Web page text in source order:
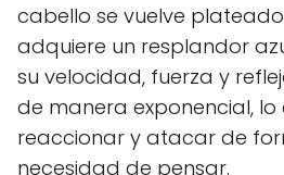
cabello se vuelve
adquiere un resplandor
su velocidad, fuerza y
de manera exponencial, lo
reaccionar y atacar de
necesidad de pensar.